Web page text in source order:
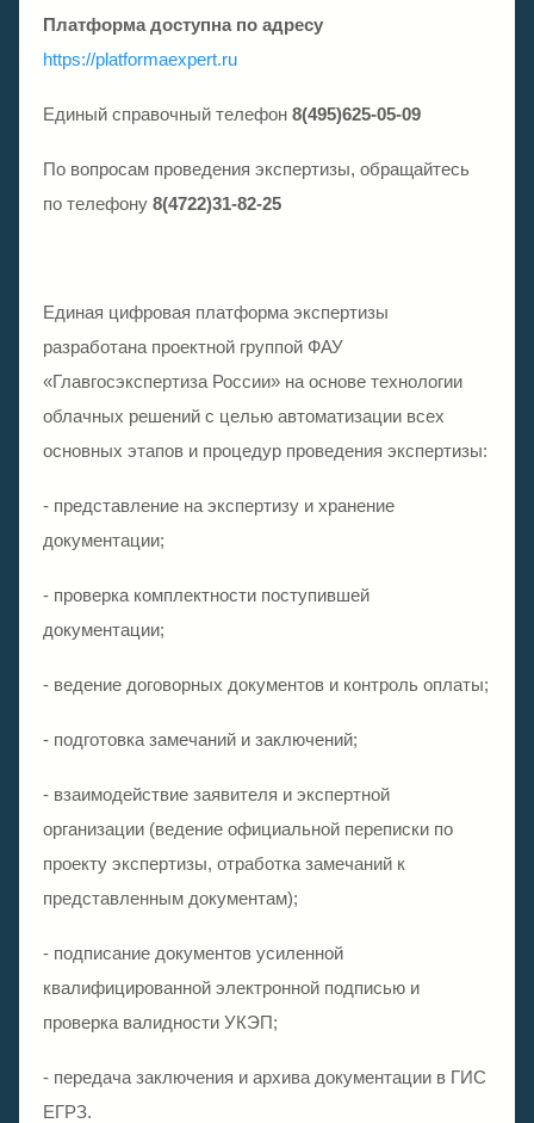
Платформа доступна по адресу
https://platformaexpert.ru
Единый справочный телефон 8(495)625-05-09
По вопросам проведения экспертизы, обращайтесь
по телефону 8(4722)31-82-25
Единая цифровая платформа экспертизы
разработана проектной группой ФАУ
«Главгосэкспертиза России» на основе технологии
облачных решений с целью автоматизации всех
основных этапов и процедур проведения экспертизы:
- представление на экспертизу и хранение
документации;
- проверка комплектности поступившей
документации;
- ведение договорных документов и контроль оплаты;
- подготовка замечаний и заключений;
- взаимодействие заявителя и экспертной
организации (ведение официальной переписки по
проекту экспертизы, отработка замечаний к
представленным документам);
- подписание документов усиленной
квалифицированной электронной подписью и
проверка валидности УКЭП;
- передача заключения и архива документации в ГИС
ЕГРЗ.